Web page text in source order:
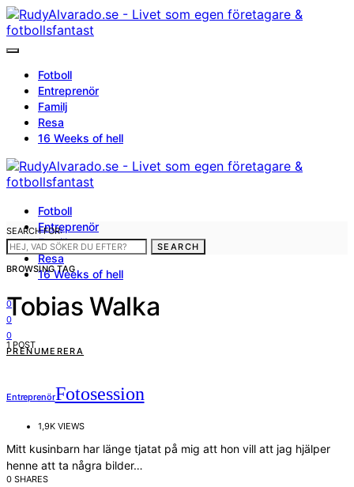
Fotboll
Entreprenör
Familj
Resa
16 Weeks of hell
Fotboll
Entreprenör
Familj
Resa
16 Weeks of hell
0
0
0
PRENUMERERA
SEARCH FOR:
SEARCH
BROWSING TAG
Tobias Walka
1 POST
EntreprenörFotosession
1,9K VIEWS
Mitt kusinbarn har länge tjatat på mig att hon vill att jag hjälper
henne att ta några bilder…
0 SHARES